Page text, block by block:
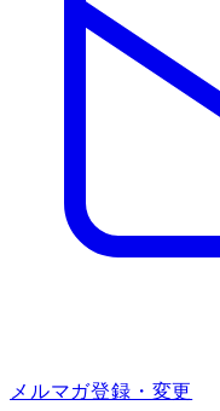
メルマガ登録・変更